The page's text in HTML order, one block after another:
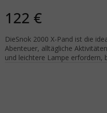
122 €
DieSnok 2000 X-Pand ist die
Abenteuer, alltägliche
und leichtere Lampe erfordern,